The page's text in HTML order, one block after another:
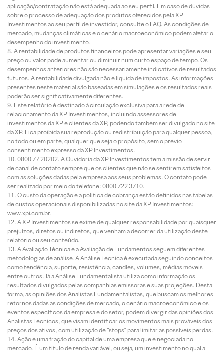
aplicação/contratação não está adequada ao seu perfil. Em caso de dúvidas
sobre o processo de adequação dos produtos oferecidos pela XP
Investimentos ao seu perfil de investidor, consulte o FAQ. As condições de
mercado, mudanças climáticas e o cenário macroeconômico podem afetar o
desempenho do investimento.
A rentabilidade de produtos financeiros pode apresentar variações e seu
preço ou valor pode aumentar ou diminuir num curto espaço de tempo. Os
desempenhos anteriores não são necessariamente indicativos de resultados
futuros. A rentabilidade divulgada não é líquida de impostos. As informações
presentes neste material são baseadas em simulações e os resultados reais
poderão ser significativamente diferentes.
Este relatório é destinado à circulação exclusiva para a rede de
relacionamento da XP Investimentos, incluindo assessores de
investimentos da XP e clientes da XP, podendo também ser divulgado no site
da XP. Fica proibida sua reprodução ou redistribuição para qualquer pessoa,
no todo ou em parte, qualquer que seja o propósito, sem o prévio
consentimento expresso da XP Investimentos.
0800 77 20202. A Ouvidoria da XP Investimentos tem a missão de servir
de canal de contato sempre que os clientes que não se sentirem satisfeitos
com as soluções dadas pela empresa aos seus problemas. O contato pode
ser realizado por meio do telefone: 0800 722 3710.
O custo da operação e a política de cobrança estão definidos nas tabelas
de custos operacionais disponibilizadas no site da XP Investimentos:
www.xpi.com.br.
A XP Investimentos se exime de qualquer responsabilidade por quaisquer
prejuízos, diretos ou indiretos, que venham a decorrer da utilização deste
relatório ou seu conteúdo.
A Avaliação Técnica e a Avaliação de Fundamentos seguem diferentes
metodologias de análise. A Análise Técnica é executada seguindo conceitos
como tendência, suporte, resistência, candles, volumes, médias móveis
entre outros. Já a Análise Fundamentalista utiliza como informação os
resultados divulgados pelas companhias emissoras e suas projeções. Desta
forma, as opiniões dos Analistas Fundamentalistas, que buscam os melhores
retornos dadas as condições de mercado, o cenário macroeconômico e os
eventos específicos da empresa e do setor, podem divergir das opiniões dos
Analistas Técnicos, que visam identificar os movimentos mais prováveis dos
preços dos ativos, com utilização de “stops” para limitar as possíveis perdas.
Ação é uma fração do capital de uma empresa que é negociada no
mercado. É um título de renda variável, ou seja, um investimento no qual a